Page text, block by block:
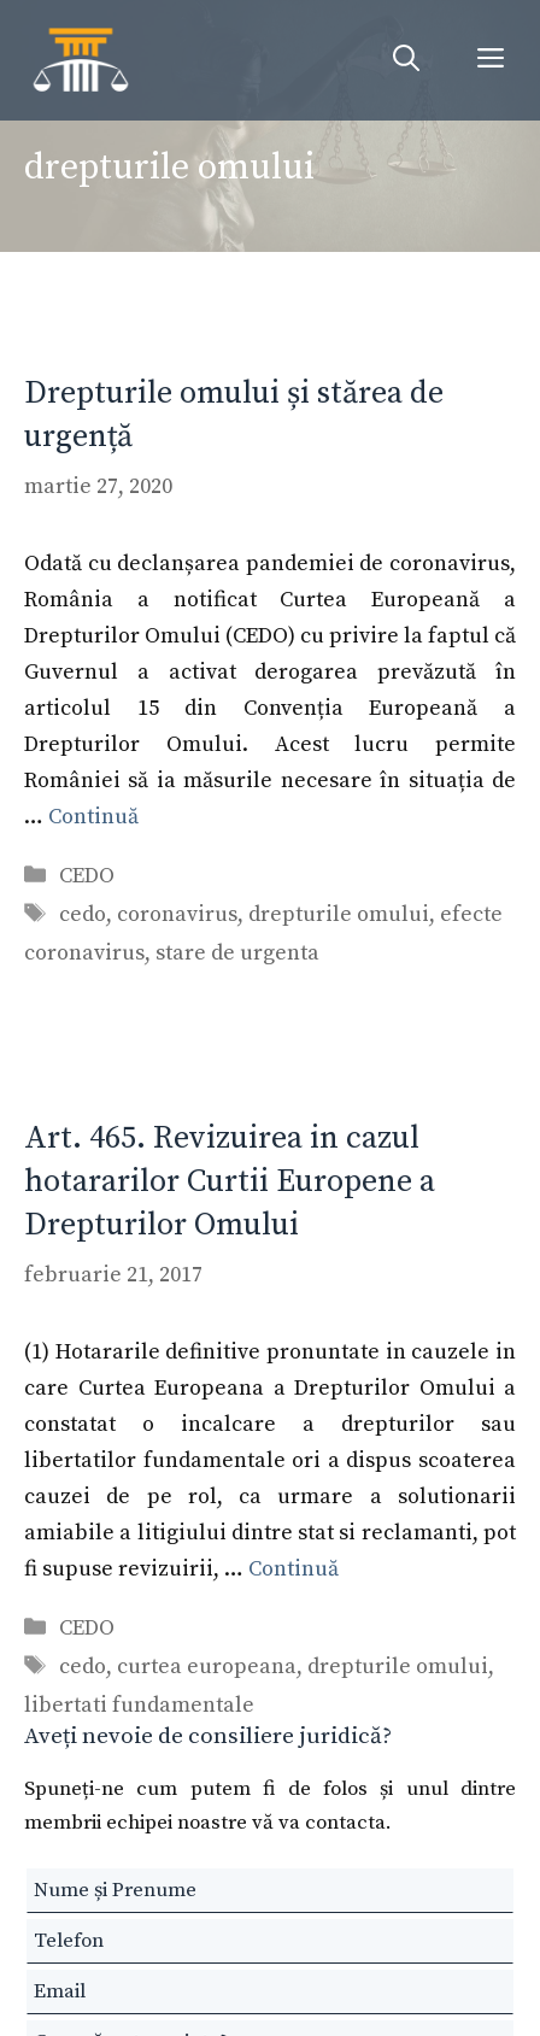
conținut
drepturile omului
Drepturile omului și stărea de
urgență
martie 27, 2020
Odată cu declanșarea pandemiei de coronavirus,
România a notificat Curtea Europeană a
Drepturilor Omului (CEDO) cu privire la faptul că
Guvernul a activat derogarea prevăzută în
articolul 15 din Convenția Europeană a
Drepturilor Omului. Acest lucru permite
României să ia măsurile necesare în situația de
… Continuă
Categorii
CEDO
Etichete
cedo, coronavirus, drepturile omului, efecte
coronavirus, stare de urgenta
Art. 465. Revizuirea in cazul
hotararilor Curtii Europene a
Drepturilor Omului
februarie 21, 2017
(1) Hotararile definitive pronuntate in cauzele in
care Curtea Europeana a Drepturilor Omului a
constatat o incalcare a drepturilor sau
libertatilor fundamentale ori a dispus scoaterea
cauzei de pe rol, ca urmare a solutionarii
amiabile a litigiului dintre stat si reclamanti, pot
fi supuse revizuirii, … Continuă
Categorii
CEDO
Etichete
cedo, curtea europeana, drepturile omului,
libertati fundamentale
Aveți nevoie de consiliere juridică?
Spuneți-ne cum putem fi de folos și unul dintre
membrii echipei noastre vă va contacta.
Leave
this
field
blank